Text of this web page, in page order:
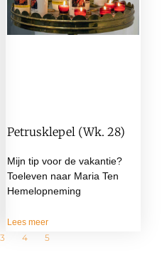
Petrusklepel (wk. 28)
Mijn tip voor de vakantie?
Toeleven naar Maria Ten
Hemelopneming
Lees meer
3 4 5